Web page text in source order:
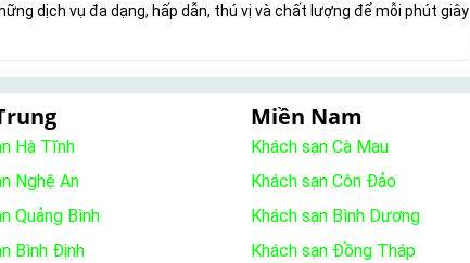
dịch vụ đa dạng, hấp dẫn, thú vị và chất lượng để mỗi phút giây
Hà Tĩnh
Nghệ An
Quảng Bình
Bình Định
Miền Nam
Khách sạn Cà Mau
Khách sạn Côn Đảo
Khách sạn Bình Dương
Khách sạn Đồng Tháp